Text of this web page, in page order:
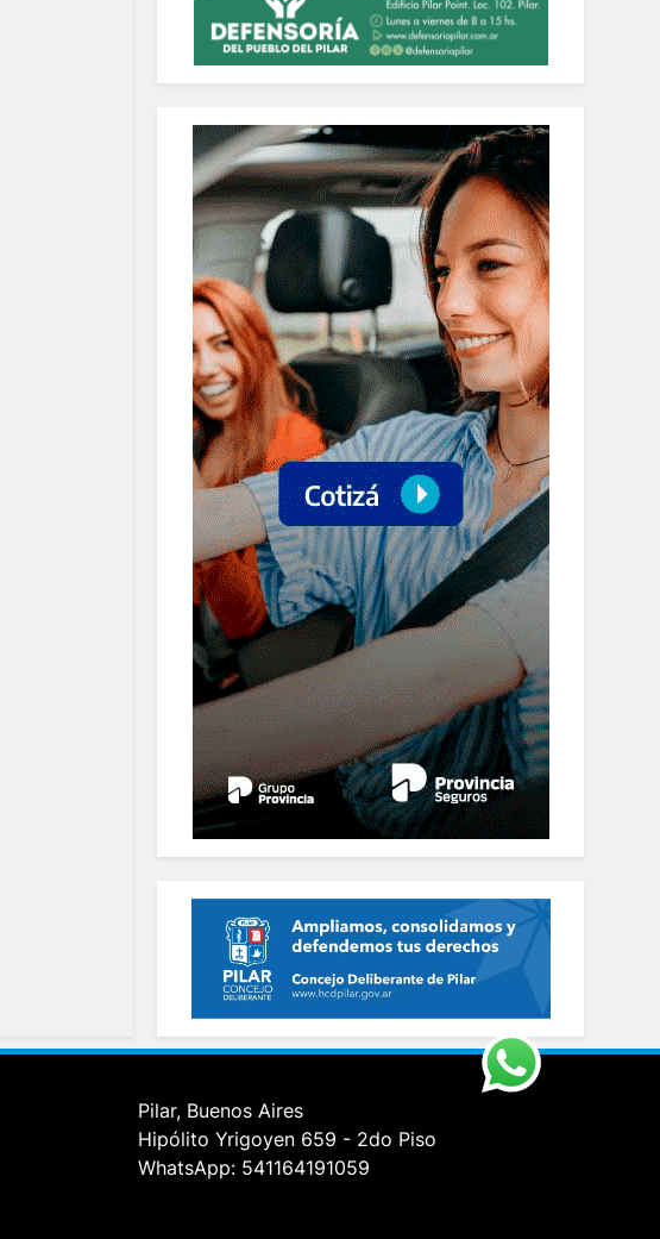
Pilar, Buenos Aires
Hipólito Yrigoyen 659 - 2do Piso
WhatsApp: 541164191059